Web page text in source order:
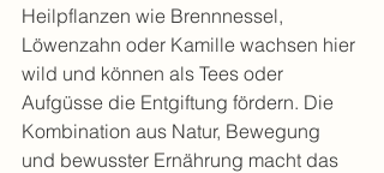
Heilpflanzen wie Brennnessel,
Löwenzahn oder Kamille wachsen hier
wild und können als Tees oder
Aufgüsse die Entgiftung fördern. Die
Kombination aus Natur, Bewegung
und bewusster Ernährung macht das